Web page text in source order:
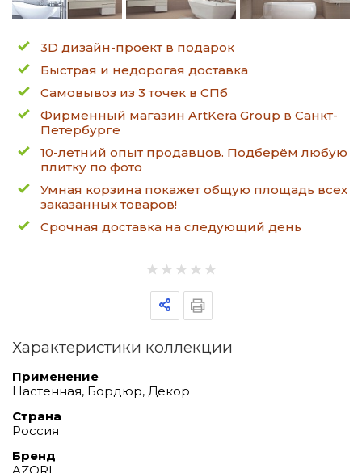
3D дизайн-проект в подарок
Быстрая и недорогая доставка
Самовывоз из 3 точек в СПб
Фирменный магазин ArtKera Group в Санкт-
Петербурге
10-летний опыт продавцов. Подберём любую
плитку по фото
Умная корзина покажет общую площадь всех
заказанных товаров!
Срочная доставка на следующий день
Характеристики коллекции
Применение
Настенная, Бордюр, Декор
Страна
Россия
Бренд